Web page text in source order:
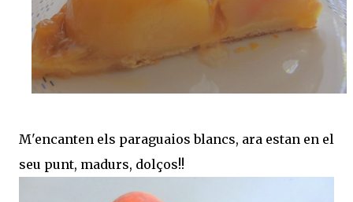
M'encanten els paraguaios blancs, ara estan en el
seu punt, madurs, dolços!!